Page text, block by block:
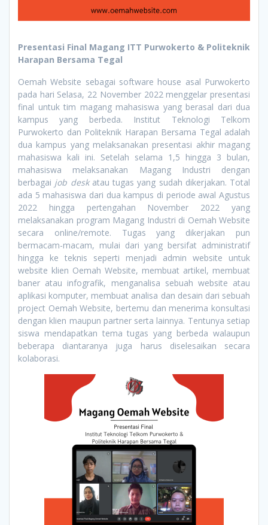
Presentasi Final Magang ITT Purwokerto & Politeknik
Harapan Bersama Tegal
Oemah Website sebagai software house asal Purwokerto
pada hari Selasa, 22 November 2022 menggelar presentasi
final untuk tim magang mahasiswa yang berasal dari dua
kampus yang berbeda. Institut Teknologi Telkom
Purwokerto dan Politeknik Harapan Bersama Tegal adalah
dua kampus yang melaksanakan presentasi akhir magang
mahasiswa kali ini. Setelah selama 1,5 hingga 3 bulan,
mahasiswa melaksanakan Magang Industri dengan
berbagai job deskatau tugas yang sudah dikerjakan. Total
ada 5 mahasiswa dari dua kampus di periode awal Agustus
2022 hingga pertengahan November 2022 yang
melaksanakan program Magang Industri di Oemah Website
secara online/remote. Tugas yang dikerjakan pun
bermacam-macam, mulai dari yang bersifat administratif
hingga ke teknis seperti menjadi admin website untuk
website klien Oemah Website, membuat artikel, membuat
baner atau infografik, menganalisa sebuah website atau
aplikasi komputer, membuat analisa dan desain dari sebuah
project Oemah Website, bertemu dan menerima konsultasi
dengan klien maupun partner serta lainnya. Tentunya setiap
siswa mendapatkan tema tugas yang berbeda walaupun
beberapa diantaranya juga harus diselesaikan secara
kolaborasi.